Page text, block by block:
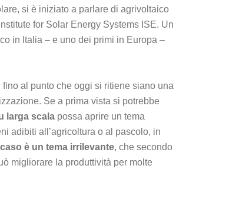
si è iniziato a parlare di agrivoltaico
for Solar Energy Systems ISE. Un
in Italia – e uno dei primi in Europa –
al punto che oggi si ritiene siano una
Se a prima vista si potrebbe
larga scala possa aprire un tema
adibiti all’agricoltura o al pascolo, in
è un tema irrilevante, che secondo
migliorare la produttività per molte